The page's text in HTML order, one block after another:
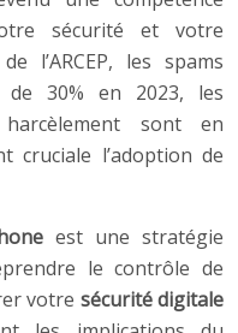
sécurité et votre
l’ARCEP, les spams
de 30% en 2023, les
sont en
cruciale l’adoption de
est une stratégie
le contrôle de
votre sécurité digitale